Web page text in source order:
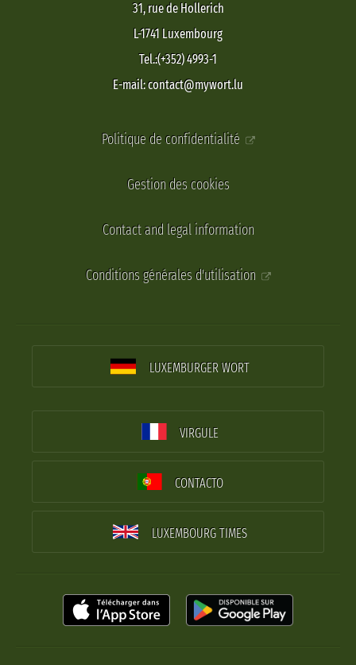
31, rue de Hollerich
L-1741 Luxembourg
Tel.:(+352) 4993-1
E-mail: contact@mywort.lu
Politique de confidentialité
Gestion des cookies
Contact and legal information
Conditions générales d'utilisation
LUXEMBURGER WORT
VIRGULE
CONTACTO
LUXEMBOURG TIMES